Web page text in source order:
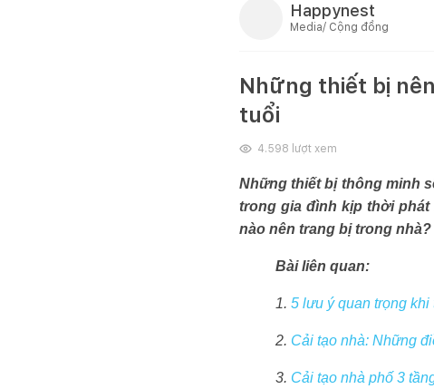
Happynest
Media/ Cộng đồng
Những thiết bị
tuổi
4.598 lượt xem
Những thiết bị thông minh
trong gia đình kịp thời
nào nên trang bị trong nhà?
Bài liên quan:
1. 5 lưu ý quan trọng
2. Cải tạo nhà: Những
3. Cải tạo nhà phố 3